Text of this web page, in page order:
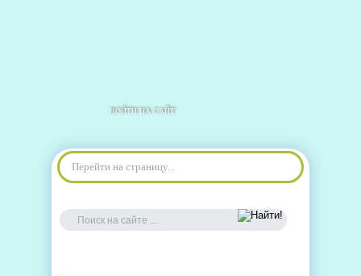
ВОЙТИ НА САЙТ
Перейти на страницу...